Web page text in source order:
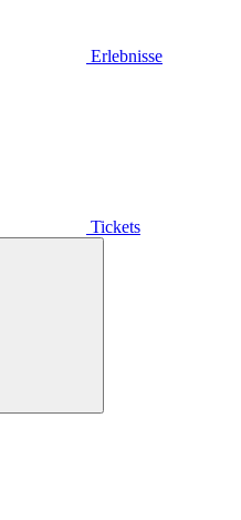
Erlebnisse
Tickets